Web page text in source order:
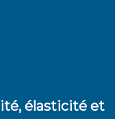
élasticité et